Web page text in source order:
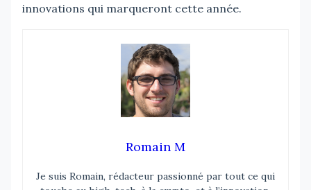
innovations qui marqueront cette année.
Romain M
Je suis Romain, rédacteur passionné par tout ce qui